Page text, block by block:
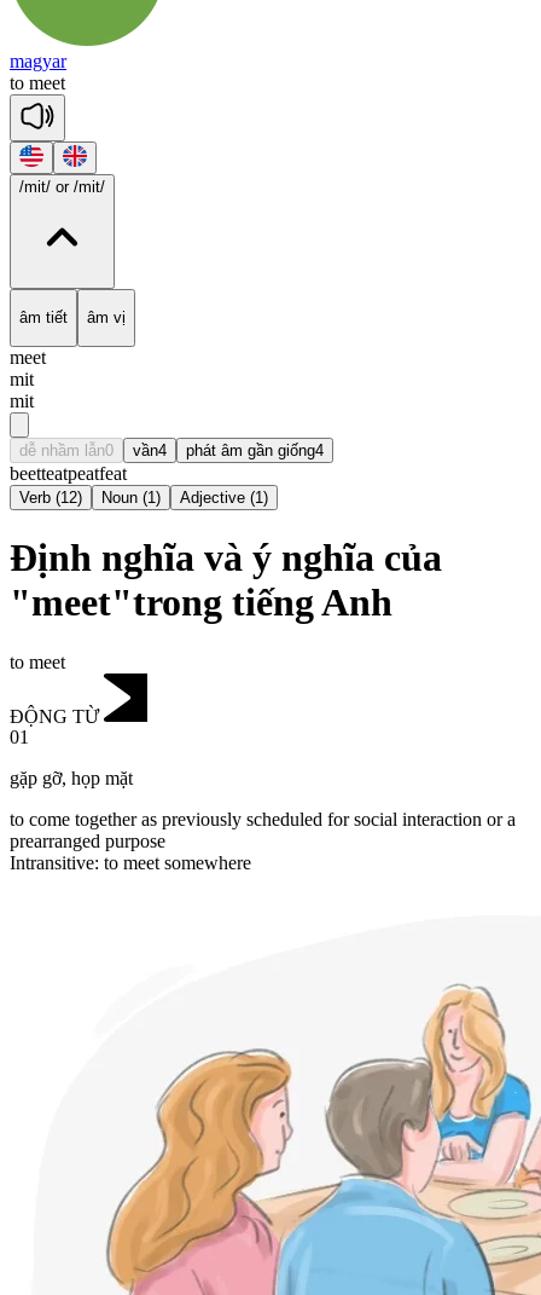
magyar
to meet
/mit/ or /mit/
âm tiết âm vị
meet
mit
mit
dễ nhầm lẫn0 vần4 phát âm gần giống4
beetteatpeatfeat
Verb (12) Noun (1) Adjective (1)
Định nghĩa và ý nghĩa của
"meet"trong tiếng Anh
to meet
ĐỘNG TỪ
01
gặp gỡ, họp mặt
to come together as previously scheduled for social interaction or a
prearranged purpose
Intransitive: to meet somewhere